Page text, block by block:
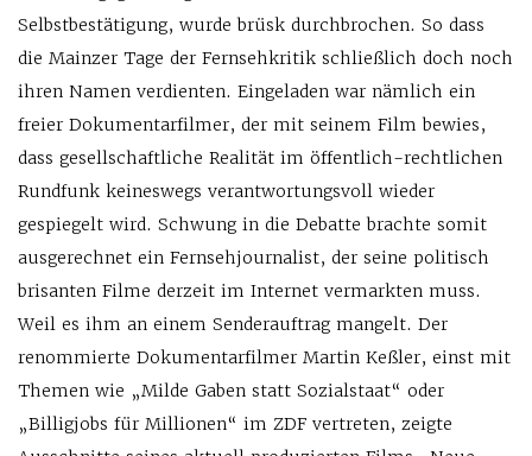
Selbstbestätigung, wurde brüsk durchbrochen. So dass
die Mainzer Tage der Fernsehkritik schließlich doch noch
ihren Namen verdienten. Eingeladen war nämlich ein
freier Dokumentarfilmer, der mit seinem Film bewies,
dass gesellschaftliche Realität im öffentlich-rechtlichen
Rundfunk keineswegs verantwortungsvoll wieder
gespiegelt wird. Schwung in die Debatte brachte somit
ausgerechnet ein Fernsehjournalist, der seine politisch
brisanten Filme derzeit im Internet vermarkten muss.
Weil es ihm an einem Senderauftrag mangelt. Der
renommierte Dokumentarfilmer Martin Keßler, einst mit
Themen wie „Milde Gaben statt Sozialstaat“ oder
„Billigjobs für Millionen“ im ZDF vertreten, zeigte